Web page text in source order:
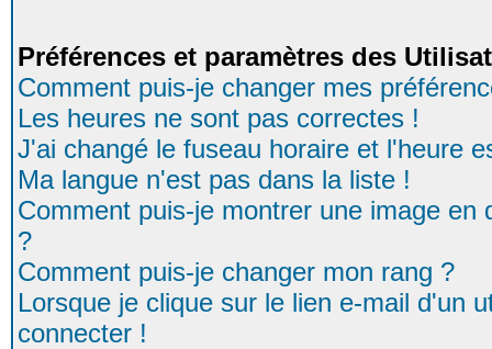
Préférences et paramètres des
Comment puis-je changer mes
Les heures ne sont pas correctes !
J'ai changé le fuseau horaire et l'heure
Ma langue n'est pas dans la liste !
Comment puis-je montrer une image
?
Comment puis-je changer mon rang ?
Lorsque je clique sur le lien e-mail d'un
connecter !